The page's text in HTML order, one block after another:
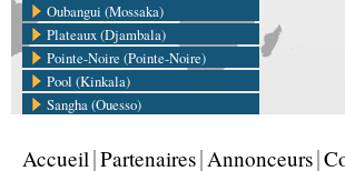
Oubangui (Mossaka)
Plateaux (Djambala)
Pointe-Noire (Pointe-Noire)
Pool (Kinkala)
Sangha (Ouesso)
Accueil Partenaires Annonceurs